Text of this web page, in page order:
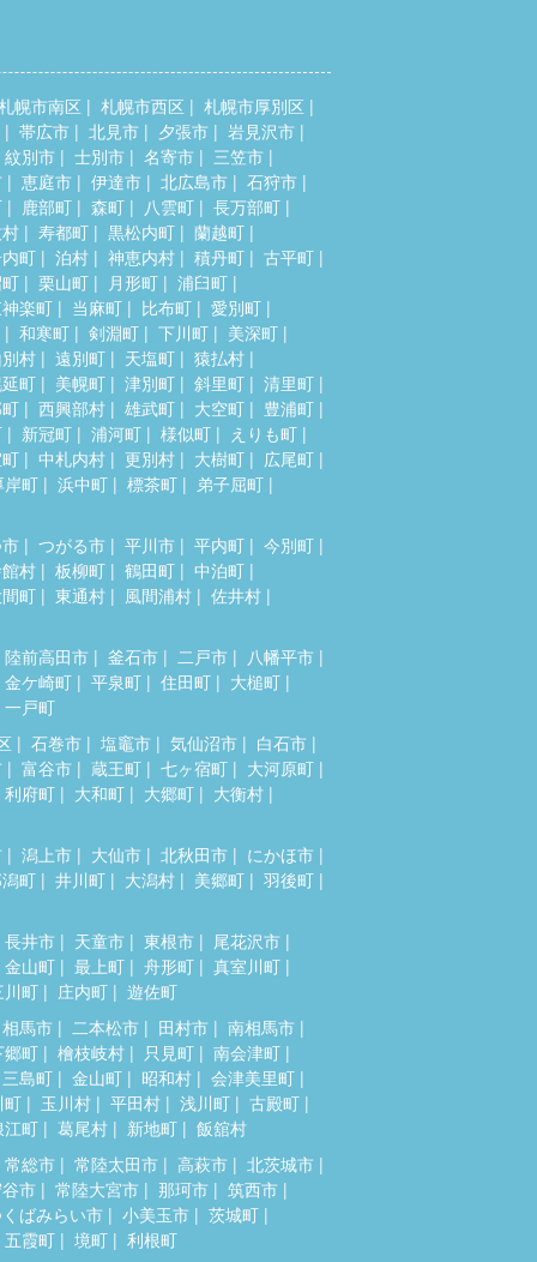
幌市南区 札幌市西区
札幌市厚別区
帯広市
北見市 夕張市
岩見沢市
紋別市
士別市 名寄市
三笠市
恵庭市 伊達市 北広島市
石狩市
鹿部町 森町 八雲町
長万部町
寿都町 黒松内町
蘭越町
町
泊村 神恵内村 積丹町
古平町
栗山町 月形町
浦臼町
楽町
当麻町 比布町
愛別町
和寒町
剣淵町 下川町
美深町
村
遠別町 天塩町
猿払村
町
美幌町 津別町 斜里町
清里町
西興部村 雄武町 大空町
豊浦町
新冠町 浦河町 様似町
えりも町
中札内村 更別村 大樹町
広尾町
岸町
浜中町 標茶町 弟子屈町
つがる市 平川市 平内町
今別町
村
板柳町 鶴田町
中泊町
町
東通村 風間浦村 佐井村
陸前高田市 釜石市 二戸市
八幡平市
金ケ崎町
平泉町 住田町
大槌町
一戸町
石巻市 塩竈市 気仙沼市
白石市
富谷市 蔵王町 七ヶ宿町
大河原町
利府町
大和町 大郷町 大衡村
潟上市 大仙市 北秋田市
にかほ市
町
井川町 大潟村 美郷町 羽後町
長井市 天童市 東根市
尾花沢市
金山町
最上町 舟形町
真室川町
川町
庄内町
遊佐町
相馬市
二本松市 田村市
南相馬市
郷町
檜枝岐村 只見町
南会津町
三島町
金山町 昭和村
会津美里町
町
玉川村 平田村 浅川町
古殿町
江町
葛尾村 新地町
飯舘村
常総市
常陸太田市 高萩市
北茨城市
市
常陸大宮市 那珂市
筑西市
ばみらい市
小美玉市
茨城町
五霞町
境町
利根町